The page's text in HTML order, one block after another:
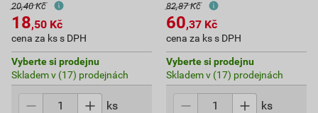
20,40 Kč
18,50 Kč
cena za ks s DPH
Vyberte si prodejnu
Skladem v (17) prodejnách
ks
82,87 Kč
60,37 Kč
cena za ks s DPH
Vyberte si prodejnu
Skladem v (17) prodejnách
ks